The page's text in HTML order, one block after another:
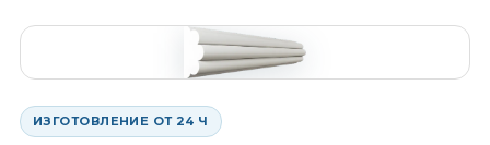
ИЗГОТОВЛЕНИЕ ОТ 24 Ч